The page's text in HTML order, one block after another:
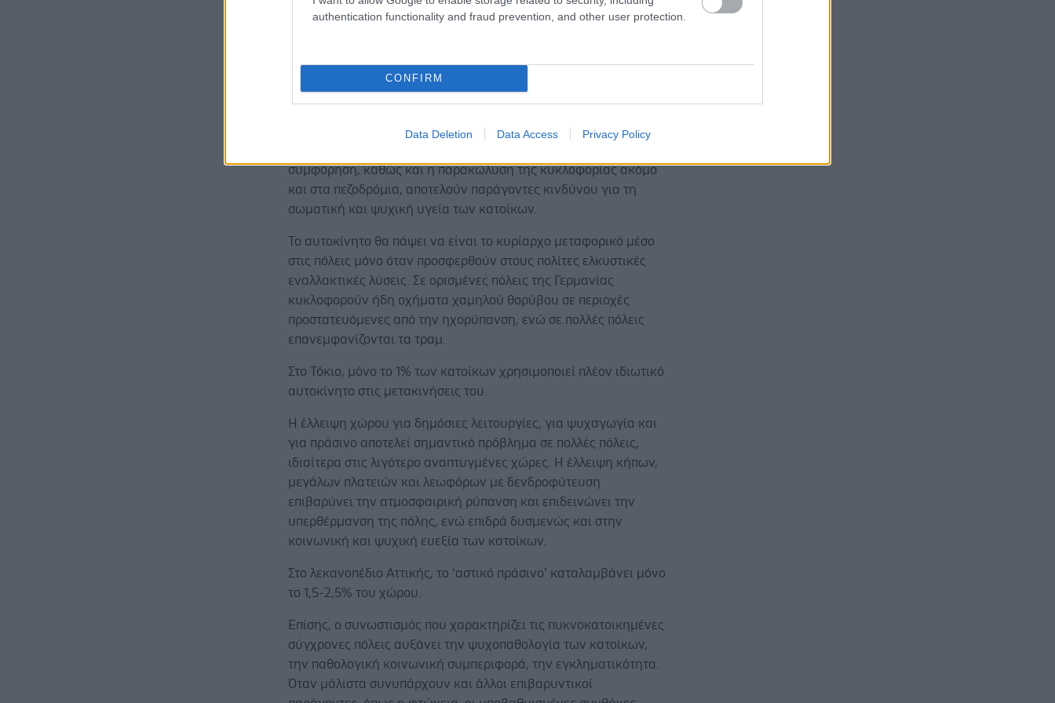
authentication functionality and fraud prevention, and other user protection.
CONFIRM
Data Deletion Data Access Privacy Policy
λειτουργία.
Εκτός από τις σοβαρές επιπτώσεις λόγω των τροχαίων
συμφόρηση, καθώς και η παρακώλυση της κυκλοφορίας ακόμα
και στα πεζοδρόμια, αποτελούν παράγοντες κινδύνου για τη
σωματική και ψυχική υγεία των κατοίκων.
Το αυτοκίνητο θα πάψει να είναι το κυρίαρχο μεταφορικό μέσο
στις πόλεις μόνο όταν προσφερθούν στους πολίτες ελκυστικές
εναλλακτικές λύσεις. Σε ορισμένες πόλεις της Γερμανίας
κυκλοφορούν ήδη οχήματα χαμηλού θορύβου σε περιοχές
προστατευόμενες από την ηχορύπανση, ενώ σε πολλές πόλεις
επανεμφανίζονται τα τραμ.
Στο Τόκιο, μόνο το 1% των κατοίκων χρησιμοποιεί πλέον ιδιωτικό
αυτοκίνητο στις μετακινήσεις του.
Η έλλειψη χώρου για δημόσιες λειτουργίες, για ψυχαγωγία και
για πράσινο αποτελεί σημαντικό πρόβλημα σε πολλές πόλεις,
ιδιαίτερα στις λιγότερο αναπτυγμένες χώρες. Η έλλειψη κήπων,
μεγάλων πλατειών και λεωφόρων με δενδροφύτευση
επιβαρύνει την ατμοσφαιρική ρύπανση και επιδεινώνει την
υπερθέρμανση της πόλης, ενώ επιδρά δυσμενώς και στην
κοινωνική και ψυχική ευεξία των κατοίκων.
Στο λεκανοπέδιο Αττικής, το ‘αστικό πράσινο’ καταλαμβάνει μόνο
το 1,5-2,5% του χώρου.
Επίσης, ο συνωστισμός που χαρακτηρίζει τις πυκνοκατοικημένες
σύγχρονες πόλεις αυξάνει την ψυχοπαθολογία των κατοίκων,
την παθολογική κοινωνική συμπεριφορά, την εγκληματικότητα.
Όταν μάλιστα συνυπάρχουν και άλλοι επιβαρυντικοί